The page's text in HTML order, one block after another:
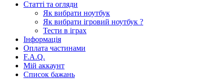
Статті та огляди
Як вибрати ноутбук
Як вибрати ігровий ноутбук ?
Тести в іграх
Інформація
Оплата частинами
F.A.Q.
Мій аккаунт
Список бажань